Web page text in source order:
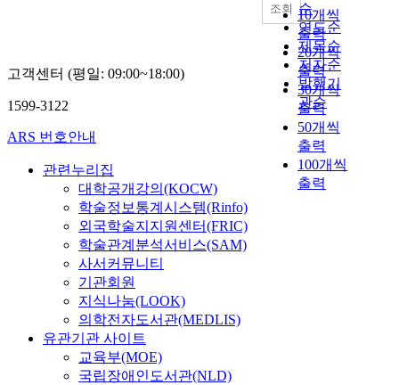
순
연도순
제목순
저자순
발행기
관순
10개씩
출력
20개씩
출력
30개씩
출력
50개씩
출력
100개씩
출력
조회
고객센터 (평일: 09:00~18:00)
1599-3122
ARS 번호안내
관련누리집
대학공개강의(KOCW)
학술정보통계시스템(Rinfo)
외국학술지지원센터(FRIC)
학술관계분석서비스(SAM)
사서커뮤니티
기관회원
지식나눔(LOOK)
의학전자도서관(MEDLIS)
유관기관 사이트
교육부(MOE)
국립장애인도서관(NLD)